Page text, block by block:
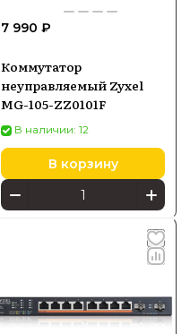
7 990 ₽
Коммутатор
неуправляемый Zyxel
MG-105-ZZ0101F
В наличии: 12
В корзину